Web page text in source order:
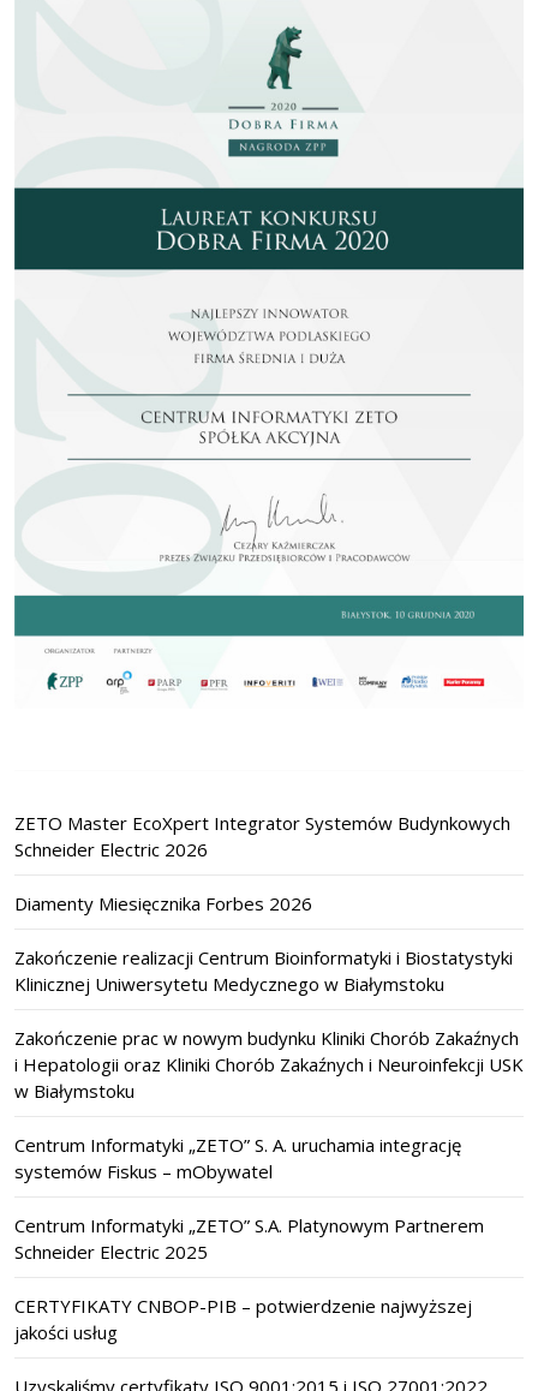
ZETO Master EcoXpert Integrator Systemów Budynkowych
Schneider Electric 2026
Diamenty Miesięcznika Forbes 2026
Zakończenie realizacji Centrum Bioinformatyki i Biostatystyki
Klinicznej Uniwersytetu Medycznego w Białymstoku
Zakończenie prac w nowym budynku Kliniki Chorób Zakaźnych
i Hepatologii oraz Kliniki Chorób Zakaźnych i Neuroinfekcji USK
w Białymstoku
Centrum Informatyki „ZETO” S. A. uruchamia integrację
systemów Fiskus – mObywatel
Centrum Informatyki „ZETO” S.A. Platynowym Partnerem
Schneider Electric 2025
CERTYFIKATY CNBOP-PIB – potwierdzenie najwyższej
jakości usług